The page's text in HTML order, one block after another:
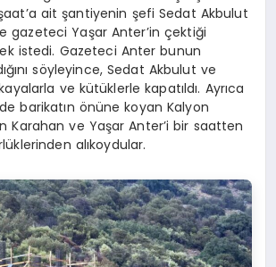
ait şantiyenin şefi Sedat Akbulut
gazeteci Yaşar Anter’in çektiği
istedi. Gazeteci Anter bunun
söyleyince, Sedat Akbulut ve
ve kütüklerle kapatıldı. Ayrıca
barikatın önüne koyan Kalyon
Karahan ve Yaşar Anter’i bir saatten
alıkoydular.